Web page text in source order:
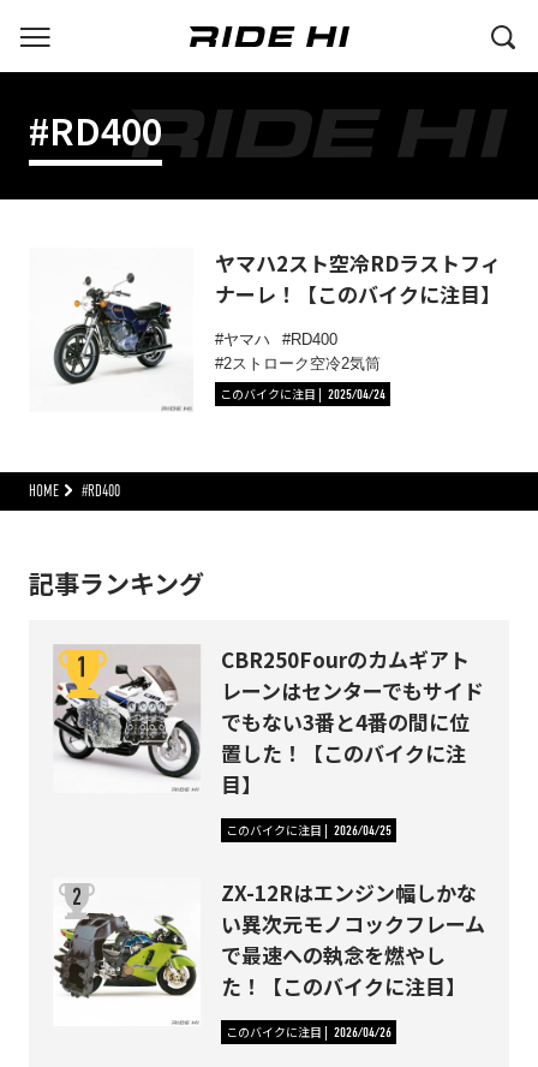
#RD400
ヤマハ2スト空冷RDラストフィ
ナーレ！【このバイクに注目】
ヤマハ
RD400
2ストローク空冷2気筒
このバイクに注目
2025/04/24
HOME #RD400
記事ランキング
CBR250Fourのカムギアト
レーンはセンターでもサイド
でもない3番と4番の間に位
置した！【このバイクに注
目】
このバイクに注目 2026/04/25
ZX-12Rはエンジン幅しかな
い異次元モノコックフレーム
で最速への執念を燃やし
た！【このバイクに注目】
このバイクに注目 2026/04/26